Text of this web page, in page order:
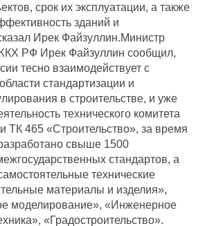
срок их эксплуатации, а также
зданий и
Ирек Файзуллин.Министр
РФ Ирек Файзуллин сообщил,
тесно взаимодействует с
стандартизации и
в строительстве, и уже
технического комитета
ТК 465 «Строительство», за время
свыше 1500
стандартов, а
технические
материалы и изделия»,
моделирование», «Инженерное
«Градостроительство».